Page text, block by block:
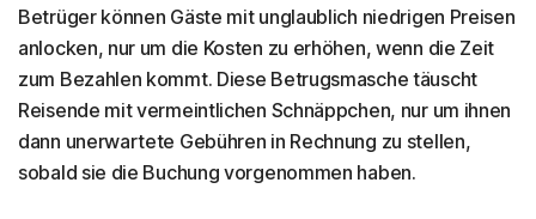
Betrüger können Gäste mit unglaublich niedrigen Preisen
anlocken, nur um die Kosten zu erhöhen, wenn die Zeit
zum Bezahlen kommt. Diese Betrugsmasche täuscht
Reisende mit vermeintlichen Schnäppchen, nur um ihnen
dann unerwartete Gebühren in Rechnung zu stellen,
sobald sie die Buchung vorgenommen haben.